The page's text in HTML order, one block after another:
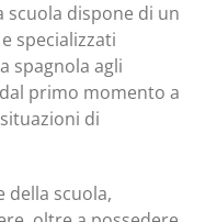
scuola dispone di un
specializzati
spagnola agli
primo momento a
di
della scuola,